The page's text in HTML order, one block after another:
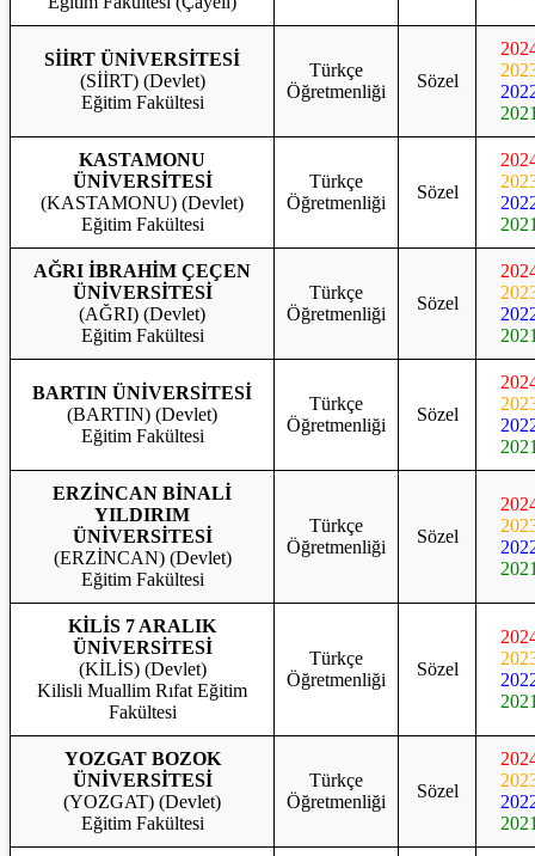
SİİRT ÜNİVERSİTESİ
(SİİRT) (Devlet)
Eğitim Fakültesi
Türkçe
Öğretmenliği
Sözel
KASTAMONU
ÜNİVERSİTESİ
(KASTAMONU) (Devlet)
Eğitim Fakültesi
Türkçe
Öğretmenliği
Sözel
AĞRI İBRAHİM ÇEÇEN
ÜNİVERSİTESİ
(AĞRI) (Devlet)
Eğitim Fakültesi
Türkçe
Öğretmenliği
Sözel
BARTIN ÜNİVERSİTESİ
(BARTIN) (Devlet)
Eğitim Fakültesi
Türkçe
Öğretmenliği
Sözel
ERZİNCAN BİNALİ
YILDIRIM
ÜNİVERSİTESİ
(ERZİNCAN) (Devlet)
Eğitim Fakültesi
Türkçe
Öğretmenliği
Sözel
KİLİS 7 ARALIK
ÜNİVERSİTESİ
(KİLİS) (Devlet)
Kilisli Muallim Rıfat Eğitim
Fakültesi
Türkçe
Öğretmenliği
Sözel
YOZGAT BOZOK
ÜNİVERSİTESİ
(YOZGAT) (Devlet)
Eğitim Fakültesi
Türkçe
Öğretmenliği
Sözel